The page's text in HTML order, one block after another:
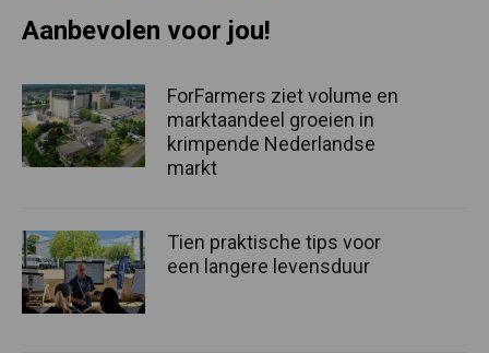
Aanbevolen voor jou!
ForFarmers ziet volume en
marktaandeel groeien in
krimpende Nederlandse
markt
Tien praktische tips voor
een langere levensduur